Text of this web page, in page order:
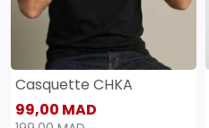
Casquette CHKA
99,00 MAD